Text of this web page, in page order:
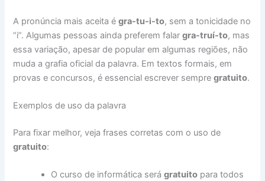
A pronúncia mais aceita égra-tu-i-to, sem a tonicidade no
“i”. Algumas pessoas ainda preferem falargra-truí-to, mas
essa variação, apesar de popular em algumas regiões, não
muda a grafia oficial da palavra. Em textos formais, em
provas e concursos, é essencial escrever sempregratuito.
Exemplos de uso da palavra
Para fixar melhor, veja frases corretas com o uso de
gratuito:
O curso de informática serágratuito para todos